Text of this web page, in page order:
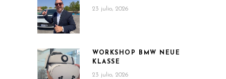
23 julio, 2026
WORKSHOP BMW NEUE
KLASSE
23 julio, 2026